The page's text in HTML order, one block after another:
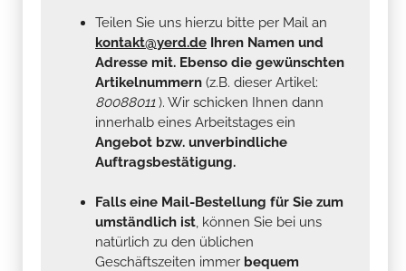
Teilen Sie uns hierzu bitte per Mail an
kontakt@yerd.de Ihren Namen und
Adresse mit. Ebenso die gewünschten
Artikelnummern (z.B. dieser Artikel:
80088011). Wir schicken Ihnen dann
innerhalb eines Arbeitstages ein
Angebot bzw. unverbindliche
Auftragsbestätigung.
Falls eine Mail-Bestellung für Sie zum
umständlich ist, können Sie bei uns
natürlich zu den üblichen
Geschäftszeiten immer bequem